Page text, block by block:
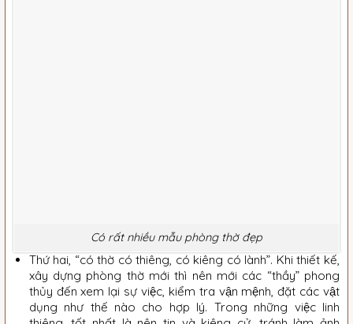
Có rất nhiều mẫu phòng thờ đẹp
Thứ hai, “có thờ có thiêng, có kiêng có lành”. Khi thiết kế,
xây dựng phòng thờ mới thì nên mới các “thầy” phong
thủy đến xem lại sự việc, kiểm tra vận mệnh, đặt các vật
dụng như thế nào cho hợp lý. Trong những việc linh